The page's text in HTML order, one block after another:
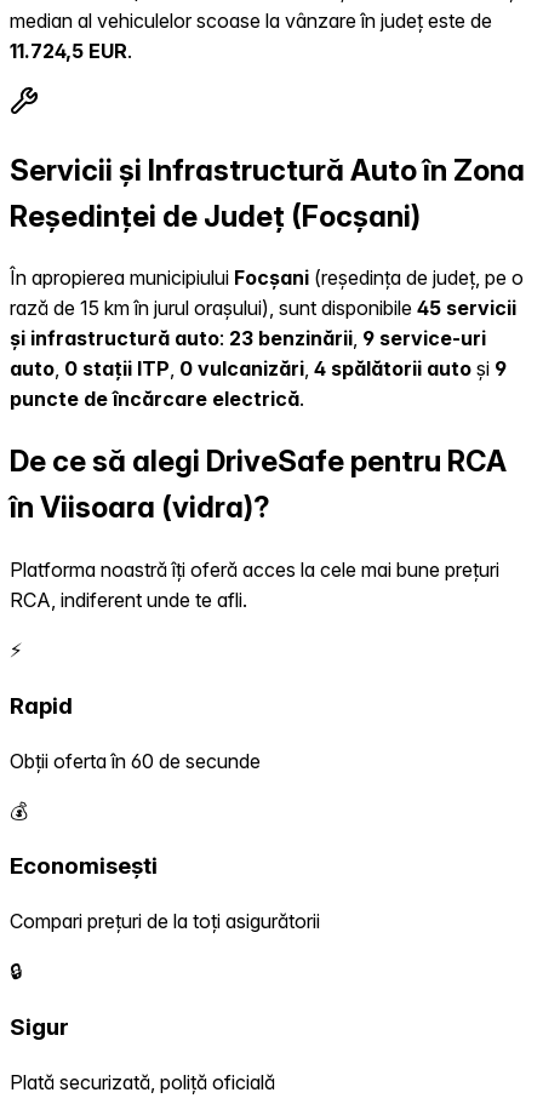
median al vehiculelor scoase la vânzare în județ este de
11.724,5 EUR.
Servicii și Infrastructură Auto în Zona
Reședinței de Județ (Focșani)
În apropierea municipiului Focșani (reședința de județ, pe o
rază de 15 km în jurul orașului), sunt disponibile 45 servicii
și infrastructură auto: 23 benzinării, 9 service-uri
auto, 0 stații ITP, 0 vulcanizări, 4 spălătorii auto și 9
puncte de încărcare electrică.
De ce să alegi DriveSafe pentru RCA
în Viisoara (vidra)?
Platforma noastră îți oferă acces la cele mai bune prețuri
RCA, indiferent unde te afli.
⚡
Rapid
Obții oferta în 60 de secunde
💰
Economisești
Compari prețuri de la toți asigurătorii
🔒
Sigur
Plată securizată, poliță oficială